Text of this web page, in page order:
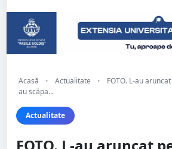
Acasă • Actualitate •
FOTO. L-au
au scăpa...
Actualitate
FOTO. L-au aruncat